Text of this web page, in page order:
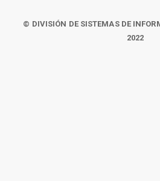
© DIVISIÓN DE SISTEMAS DE
2022